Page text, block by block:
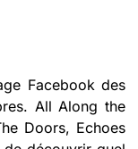
Facebook des
All Along the
Doors, Echoes